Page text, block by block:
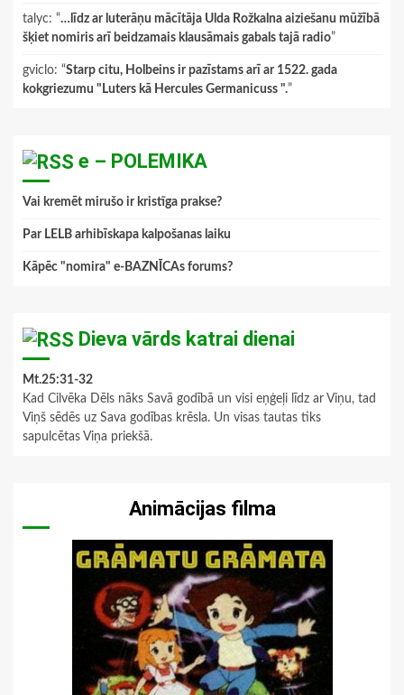
talyc: “…līdz ar luterāņu mācītāja Ulda Rožkalna aiziešanu mūžībā
šķiet nomiris arī beidzamais klausāmais gabals tajā radio”
gviclo: “Starp citu, Holbeins ir pazīstams arī ar 1522. gada
kokgriezumu "Luters kā Hercules Germanicuss ".”
e – POLEMIKA
Vai kremēt mirušo ir kristīga prakse?
Par LELB arhibīskapa kalpošanas laiku
Kāpēc "nomira" e-BAZNĪCAs forums?
Dieva vārds katrai dienai
Mt.25:31-32
Kad Cilvēka Dēls nāks Savā godībā un visi eņģeļi līdz ar Viņu, tad
Viņš sēdēs uz Sava godības krēsla. Un visas tautas tiks
sapulcētas Viņa priekšā.
Animācijas filma